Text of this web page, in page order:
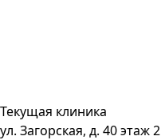
Текущая клиника
ул. Загорская, д. 40 этаж 2